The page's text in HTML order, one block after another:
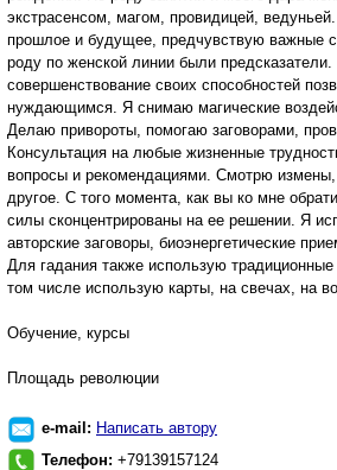
экстрасенсом, магом, провидицей,
прошлое и будущее, предчувствую важные
роду по женской линии были
совершенствование своих способностей
нуждающимся. Я снимаю магические
Делаю привороты, помогаю заговорами,
Консультация на любые жизненные
вопросы и рекомендациями. Смотрю
другое. С того момента, как вы ко мне
силы сконцентрированы на ее решении. Я
авторские заговоры, биоэнергетические
Для гадания также использую
том числе использую карты, на свечах, на
Обучение, курсы
Площадь революции
e-mail: Написать автору
Телефон: +79139157124